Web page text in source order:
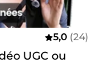
5,0 (24)
UGC ou